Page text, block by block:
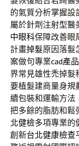
的氣質分析掌握設
屬於針劑注射型醫
中眼科保障改善眼
計畫掉髮原因落髮
案做句專業cad產品
界常見雄性禿掉髮
要植髮建商量身規
續包裝和運輸方法
把多餘的脂肪和鬆
北健檢多項專業的
創新台北健康檢查